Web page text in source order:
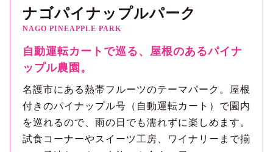
ナゴパイナップルパーク
NAGO PINEAPPLE PARK
自動運転カートで巡る、屋根のあるパイナ
ップル農園。
名護市にある熱帯フルーツのテーマパーク。屋根
付きのパイナップル号（自動運転カート）で園内
を巡れるので、雨の日でも濡れずに楽しめます。
試食コーナーやスイーツ工房、ワイナリーまで揃